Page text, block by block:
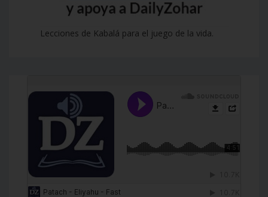
Lecciones de Kabalá para el juego de la vida.